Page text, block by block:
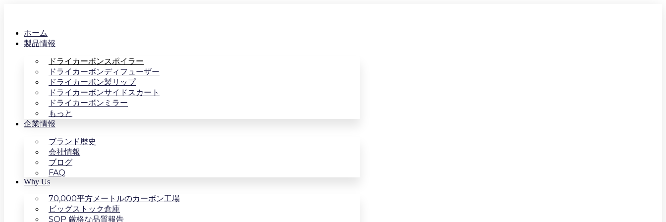
ホーム
製品情報
ドライカーボンスポイラー
ドライカーボンディフューザー
ドライカーボン製リップ
ドライカーボンサイドスカート
ドライカーボンミラー
もっと
企業情報
ブランド歴史
会社情報
ブログ
FAQ
Why Us
70,000平方メートルのカーボン工場
ビッグストック倉庫
SOP 厳格な品質報告